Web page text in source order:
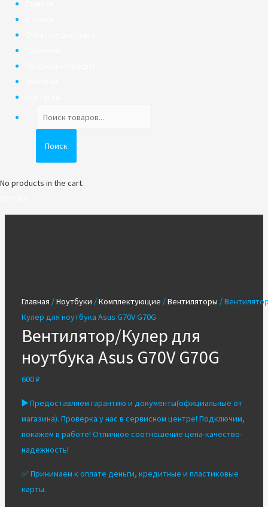
товаров
Поиск
No products in the cart.
Главная /Ноутбуки /Комплектующие /Вентиляторы /
Кулер для ноутбука Asus G70V G70G
Вентилятор/Кулер для
ноутбука Asus G70V G70G
600₽
▶️Предоставляем гарантию и документы(официальные от
магазина). Проверка у нас в сервисном центре! Подключим,
покажем в работе! Отличное соотношение цена-качество-
надежность!
✅ Принимаем к оплате деньги, кредитные и пластиковые
карты.